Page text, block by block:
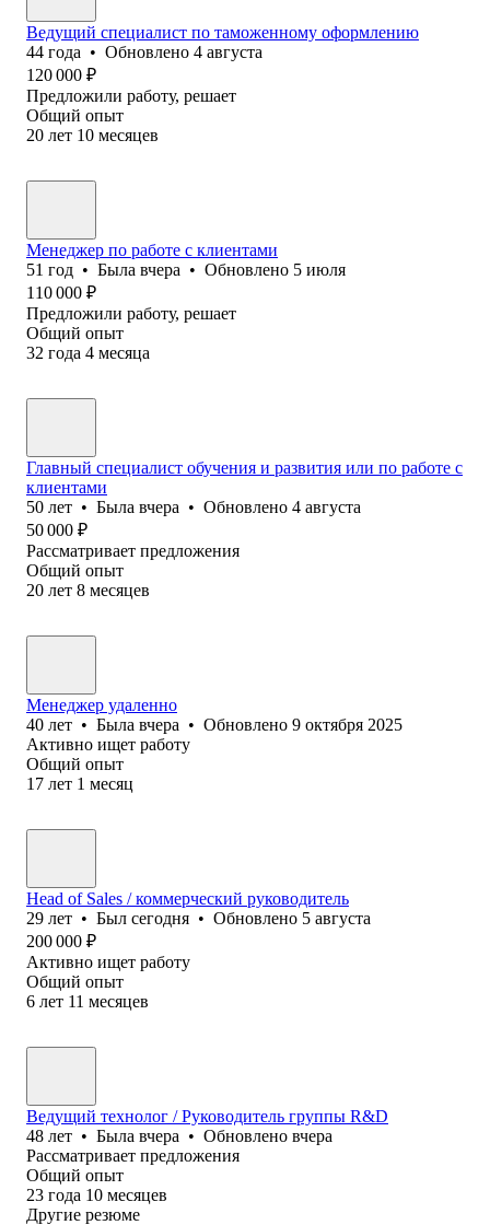
Ведущий специалист по таможенному оформлению
44 года • Обновлено 4 августа
120 000 ₽
Предложили работу, решает
Общий опыт
20 лет 10 месяцев
Менеджер по работе с клиентами
51 год • Была вчера • Обновлено 5 июля
110 000 ₽
Предложили работу, решает
Общий опыт
32 года 4 месяца
Главный специалист обучения и развития или по работе с
клиентами
50 лет • Была вчера • Обновлено 4 августа
50 000 ₽
Рассматривает предложения
Общий опыт
20 лет 8 месяцев
Менеджер удаленно
40 лет • Была вчера • Обновлено 9 октября 2025
Активно ищет работу
Общий опыт
17 лет 1 месяц
Head of Sales / коммерческий руководитель
29 лет • Был сегодня • Обновлено 5 августа
200 000 ₽
Активно ищет работу
Общий опыт
6 лет 11 месяцев
Ведущий технолог / Руководитель группы R&D
48 лет • Была вчера • Обновлено вчера
Рассматривает предложения
Общий опыт
23 года 10 месяцев
Другие резюме